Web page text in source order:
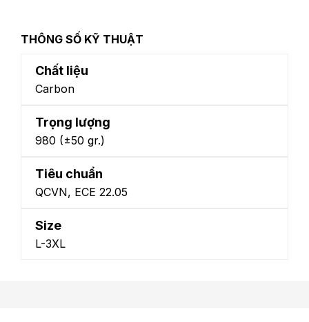
THÔNG SỐ KỸ THUẬT
Chất liệu
Carbon
Trọng lượng
980 (±50 gr.)
Tiêu chuẩn
QCVN, ECE 22.05
Size
L-3XL